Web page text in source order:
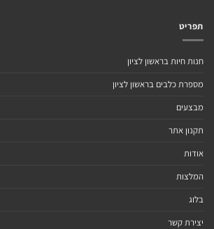
תפריט
חנות חיות בראשון לציון
מספרת כלבים בראשון לציון
מבצעים
תקנון אתר
אודות
המלצות
בלוג
יצירת קשר